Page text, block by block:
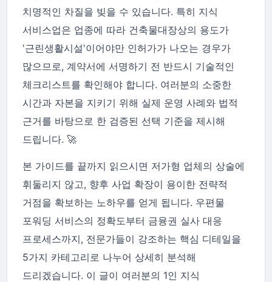
치명적인 차질을 빚을 수 있습니다. 특히 지식
서비스업은 업종에 따라 건축물대장상의 용도가
'근린생활시설'이어야만 인허가가 나오는 경우가
많으므로, 계약서에 서명하기 전 반드시 기술적인
체크리스트를 확인해야 합니다. 여러분의 소중한
시간과 자본을 지키기 위해 실제 운영 사례와 법적
근거를 바탕으로 한 검증된 선택 기준을 제시해
드립니다. 🚀
본 가이드를 끝까지 읽으시면 저가형 업체의 상술에
휘둘리지 않고, 향후 사업 확장이 용이한 전략적
거점을 확보하는 노하우를 얻게 됩니다. 우편물
포워딩 서비스의 정확도부터 금융권 실사 대응
프로세스까지, 전문가들이 강조하는 핵심 디테일을
5가지 카테고리로 나누어 상세히 분석해
드리겠습니다. 이 글이 여러분의 1인 지식